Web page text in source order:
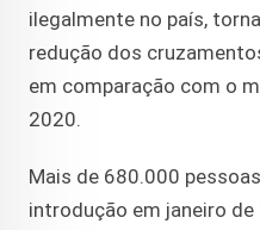
ilegalmente no país,
redução dos
em comparação com o
2020.
Mais de 680.000
introdução em janeiro de